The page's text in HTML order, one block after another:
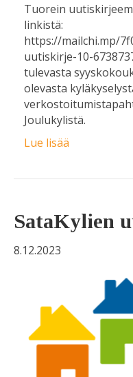
Tuorein
linkistä:
https://mailchi.mp/
uutiskirje-10-
tulevasta
olevasta
Joulukylistä.
Lue lisää
SataKylien
8.12.2023